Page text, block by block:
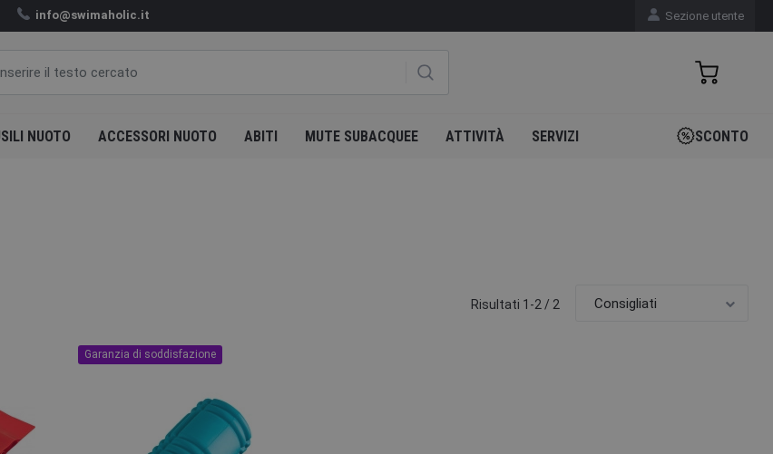
info@swimaholic.it Sezione utente
NUOTO ACCESSORI NUOTO ABITI MUTE SUBACQUEE ATTIVITÀ SERVIZI SCONTO
Risultati 1-2 / 2
Garanzia di soddisfazione